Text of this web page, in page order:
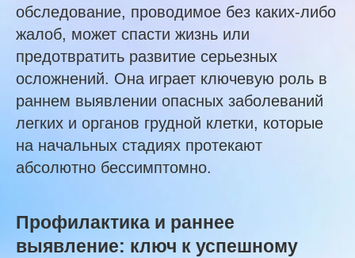
обследование, проводимое без каких-либо
жалоб, может спасти жизнь или
предотвратить развитие серьезных
осложнений. Она играет ключевую роль в
раннем выявлении опасных заболеваний
легких и органов грудной клетки, которые
на начальных стадиях протекают
абсолютно бессимптомно.
Профилактика и раннее
выявление: ключ к успешному